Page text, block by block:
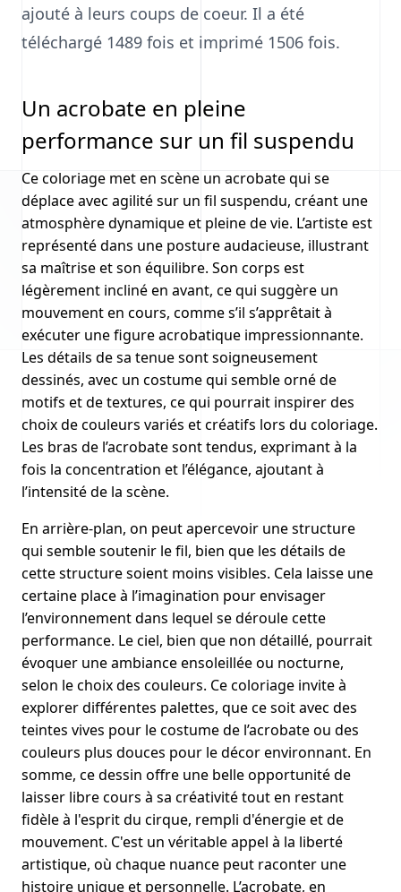
ajouté à leurs coups de coeur. Il a été
téléchargé 1489 fois et imprimé 1506 fois.
Un acrobate en pleine
performance sur un fil suspendu
Ce coloriage met en scène un acrobate qui se
déplace avec agilité sur un fil suspendu, créant une
atmosphère dynamique et pleine de vie. L’artiste est
représenté dans une posture audacieuse, illustrant
sa maîtrise et son équilibre. Son corps est
légèrement incliné en avant, ce qui suggère un
mouvement en cours, comme s’il s’apprêtait à
exécuter une figure acrobatique impressionnante.
Les détails de sa tenue sont soigneusement
dessinés, avec un costume qui semble orné de
motifs et de textures, ce qui pourrait inspirer des
choix de couleurs variés et créatifs lors du coloriage.
Les bras de l’acrobate sont tendus, exprimant à la
fois la concentration et l’élégance, ajoutant à
l’intensité de la scène.
En arrière-plan, on peut apercevoir une structure
qui semble soutenir le fil, bien que les détails de
cette structure soient moins visibles. Cela laisse une
certaine place à l’imagination pour envisager
l’environnement dans lequel se déroule cette
performance. Le ciel, bien que non détaillé, pourrait
évoquer une ambiance ensoleillée ou nocturne,
selon le choix des couleurs. Ce coloriage invite à
explorer différentes palettes, que ce soit avec des
teintes vives pour le costume de l’acrobate ou des
couleurs plus douces pour le décor environnant. En
somme, ce dessin offre une belle opportunité de
laisser libre cours à sa créativité tout en restant
fidèle à l'esprit du cirque, rempli d'énergie et de
mouvement. C'est un véritable appel à la liberté
artistique, où chaque nuance peut raconter une
histoire unique et personnelle. L’acrobate, en